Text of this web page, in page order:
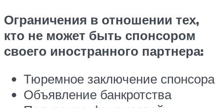
Ограничения в отношении тех,
кто не может быть спонсором
своего иностранного партнера:
Тюремное заключение спонсора
Объявление банкротства